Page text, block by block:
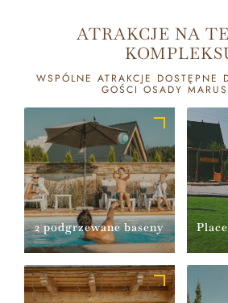
ATRAKCJE NA
WSPÓLNE ATRAKCJE DOSTĘPNE
GOŚCI OSADY
2 podgrzewane baseny